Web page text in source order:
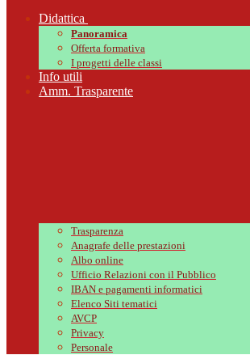
Didattica
Panoramica
Offerta formativa
I progetti delle classi
Info utili
Amm. Trasparente
Trasparenza
Anagrafe delle prestazioni
Albo online
Ufficio Relazioni con il Pubblico
IBAN e pagamenti informatici
Elenco Siti tematici
AVCP
Privacy
Personale